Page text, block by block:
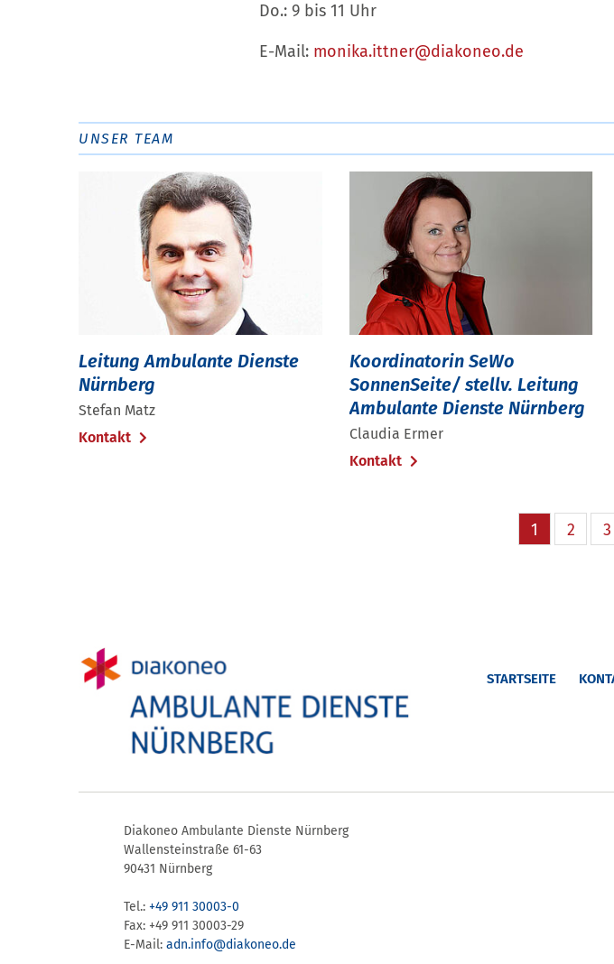
Do.: 9 bis 11 Uhr
E-Mail: monika.ittner@diakoneo.de
UNSER TEAM
Leitung Ambulante Dienste
Nürnberg
Stefan Matz
Kontakt
Koordinatorin SeWo
SonnenSeite/ stellv. Leitung
Ambulante Dienste Nürnberg
Claudia Ermer
Kontakt
1 2 3
STARTSEITE
Diakoneo Ambulante Dienste Nürnberg
Wallensteinstraße 61-63
90431 Nürnberg
Tel.: +49 911 30003-0
Fax: +49 911 30003-29
E-Mail: adn.info@​diakoneo.de